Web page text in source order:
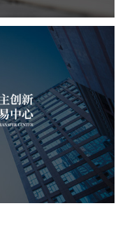
示中心
展馆网站建设